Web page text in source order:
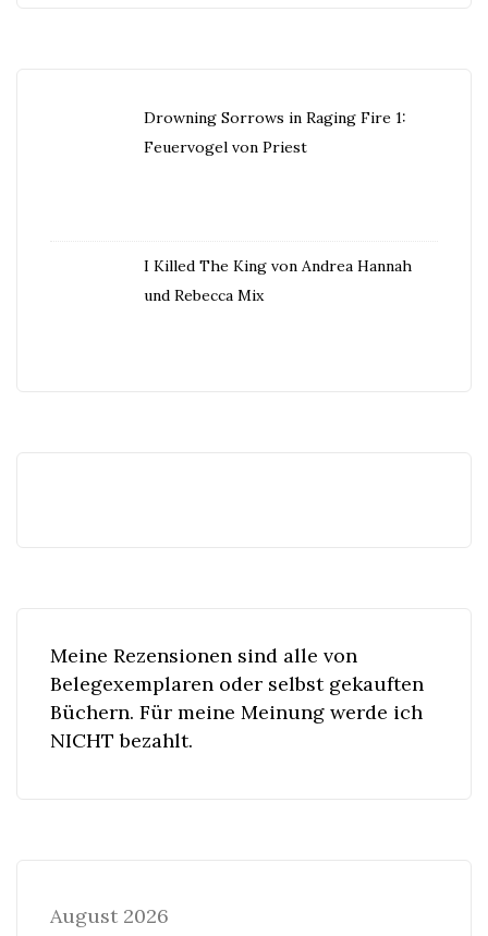
Drowning Sorrows in Raging Fire 1:
Feuervogel von Priest
I Killed The King von Andrea Hannah
und Rebecca Mix
Meine Rezensionen sind alle von
Belegexemplaren oder selbst gekauften
Büchern. Für meine Meinung werde ich
NICHT bezahlt.
August 2026